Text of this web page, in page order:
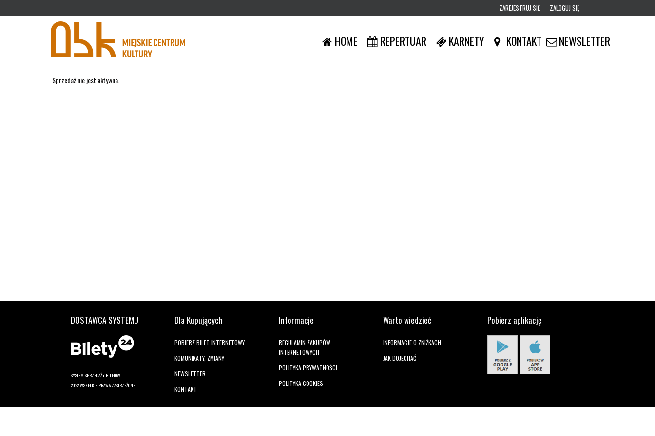
ZAREJESTRUJ SIĘ ZALOGUJ SIĘ
0,00
HOME REPERTUAR KARNETY KONTAKT NEWSLETTER
Sprzedaż nie jest aktywna.
DOSTAWCA SYSTEMU
SYSTEM SPRZEDAŻY BILETÓW
2022 WSZELKIE PRAWA ZASTRZEŻONE
Dla Kupujących
POBIERZ BILET INTERNETOWY
KOMUNIKATY, ZMIANY
NEWSLETTER
KONTAKT
Informacje
REGULAMIN ZAKUPÓW
INTERNETOWYCH
POLITYKA PRYWATNOŚCI
POLITYKA COOKIES
Warto wiedzieć
INFORMACJE O ZNIŻKACH
JAK DOJECHAĆ
Pobierz aplikację